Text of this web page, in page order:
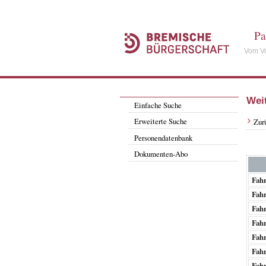
Vom
Einfache Suche
Erweiterte Suche
Personendatenbank
Dokumenten-Abo